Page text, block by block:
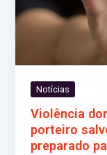
Notícias
Violência
porteiro
preparado